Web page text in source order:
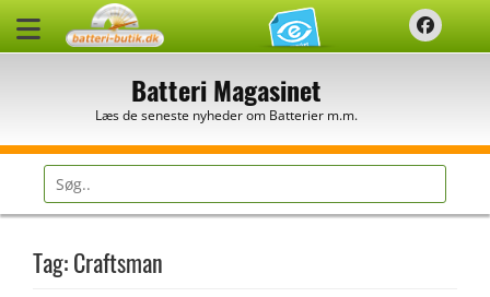
Batteri Magasinet
Læs de seneste nyheder om Batterier m.m.
Søg
efter:
Tag:Craftsman